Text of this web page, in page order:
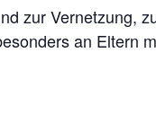
zur Vernetzung,
an Eltern